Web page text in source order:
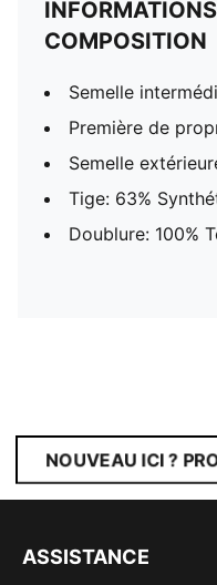
COMPOSITION
Semelle
Première de
Semelle
Tige: 63%
Doublure: 100%
NOUVEAU ICI ?
ASSISTANCE